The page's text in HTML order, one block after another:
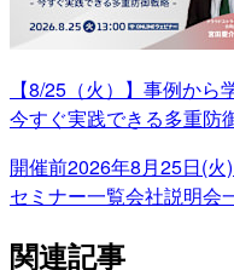
【8/25（火）】事例か
今すぐ実践できる多重防
開催前2026年8月25日(火
セミナー一覧会社説明会
関連記事